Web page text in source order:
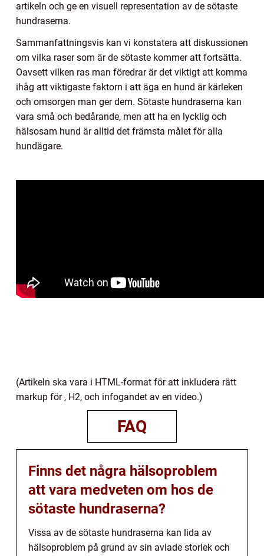
artikeln och ge en visuell representation av de sötaste
hundraserna.
Sammanfattningsvis kan vi konstatera att diskussionen
om vilka raser som är de sötaste kommer att fortsätta.
Oavsett vilken ras man föredrar är det viktigt att komma
ihåg att viktigaste faktorn i att äga en hund är kärleken
och omsorgen man ger dem. Sötaste hundraserna kan
vara små och bedårande, men att ha en lycklig och
hälsosam hund är alltid det främsta målet för alla
hundägare.
(Artikeln ska vara i HTML-format för att inkludera rätt
markup för , H2, och infogandet av en video.)
FAQ
Finns det några hälsoproblem
att vara medveten om hos de
sötaste hundraserna?
Vissa av de sötaste hundraserna kan lida av
hälsoproblem på grund av sin avlade storlek och